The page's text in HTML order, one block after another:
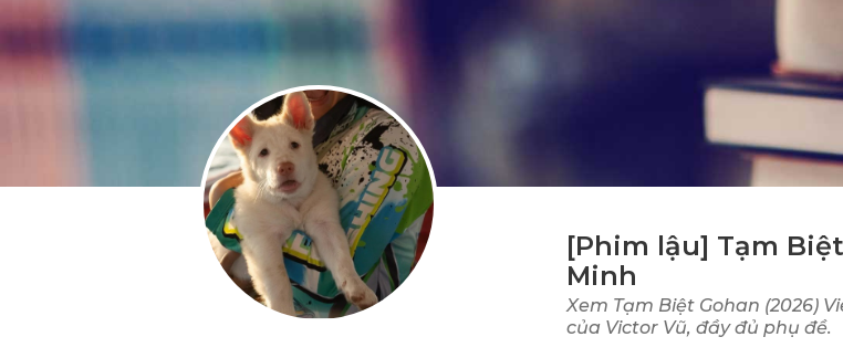
[Phim lậu] Tạm
Minh
Xem Tạm Biệt Gohan (2026)
của Victor Vũ, đầy đủ phụ đề.